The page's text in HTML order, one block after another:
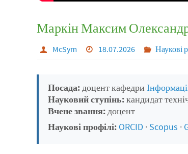
Маркін Максим
McSym 18.07.2026 Наукові
Посада:доцент кафедри
Науковий ступінь:кандидат
Вчене звання:доцент
Наукові профілі: ORCID · Scopus ·